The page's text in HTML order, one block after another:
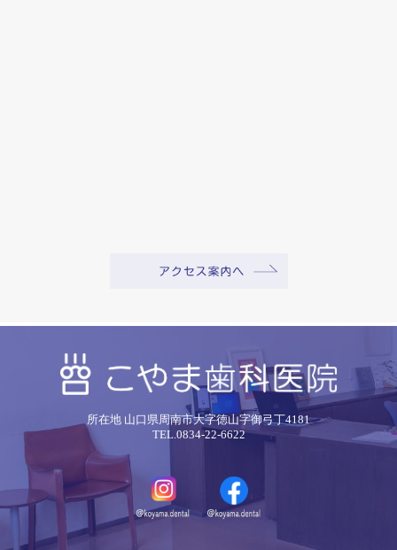
所在地 山口県周南市大字徳山字御弓丁4181
TEL.0834-22-6622